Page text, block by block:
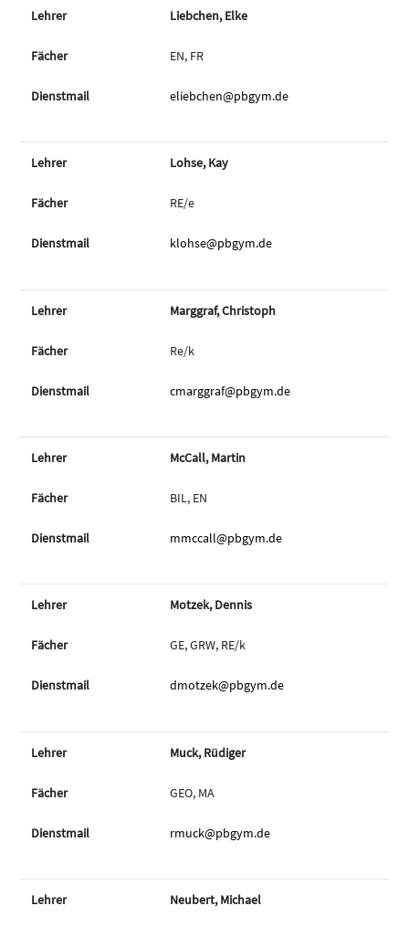
Liebchen, Elke
EN, FR
eliebchen@pbgym.de
Lohse, Kay
RE/e
klohse@pbgym.de
Marggraf, Christoph
Re/k
cmarggraf@pbgym.de
McCall, Martin
BIL, EN
mmccall@pbgym.de
Motzek, Dennis
GE, GRW, RE/k
dmotzek@pbgym.de
Muck, Rüdiger
GEO, MA
rmuck@pbgym.de
Neubert, Michael